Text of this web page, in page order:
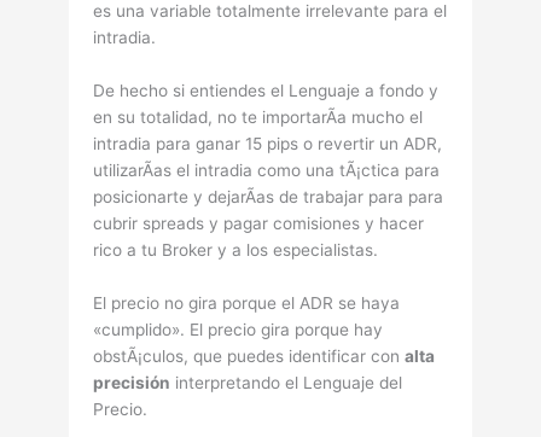
es una variable totalmente irrelevante para el
intradia.
De hecho si entiendes el Lenguaje a fondo y
en su totalidad, no te importarÃ­a mucho el
intradia para ganar 15 pips o revertir un ADR,
utilizarÃ­as el intradia como una tÃ¡ctica para
posicionarte y dejarÃ­as de trabajar para para
cubrir spreads y pagar comisiones y hacer
rico a tu Broker y a los especialistas.
El precio no gira porque el ADR se haya
«cumplido». El precio gira porque hay
obstÃ¡culos, que puedes identificar conalta
precisión interpretando el Lenguaje del
Precio.